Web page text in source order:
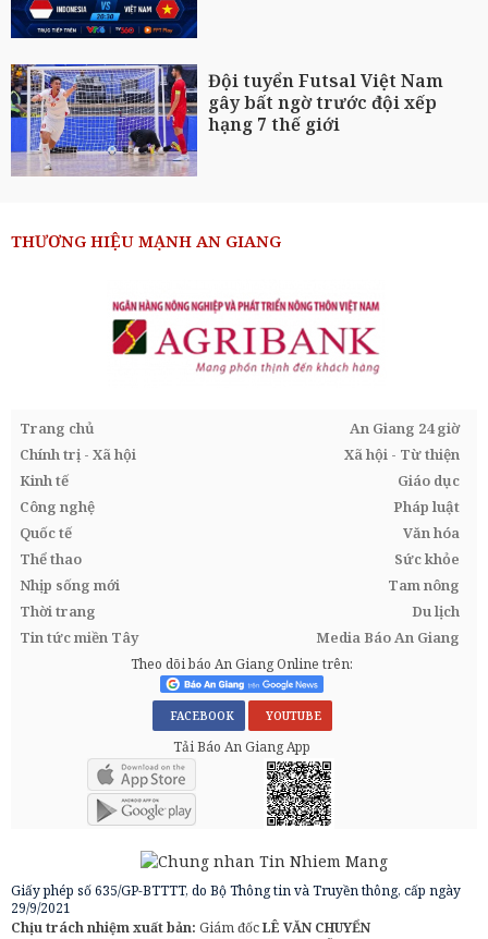
Đội tuyển Futsal Việt Nam
gây bất ngờ trước đội xếp
hạng 7 thế giới
THƯƠNG HIỆU MẠNH AN GIANG
Trang chủ
An Giang 24 giờ
Chính trị - Xã hội
Xã hội - Từ thiện
Kinh tế
Giáo dục
Công nghệ
Pháp luật
Quốc tế
Văn hóa
Thể thao
Sức khỏe
Nhịp sống mới
Tam nông
Thời trang
Du lịch
Tin tức miền Tây
Media Báo An Giang
Theo dõi báo An Giang Online trên:
FACEBOOK YOUTUBE
Tải Báo An Giang App
Giấy phép số 635/GP-BTTTT, do Bộ Thông tin và Truyền thông, cấp ngày
29/9/2021
Chịu trách nhiệm xuất bản: Giám đốcLÊ VĂN CHUYỂN